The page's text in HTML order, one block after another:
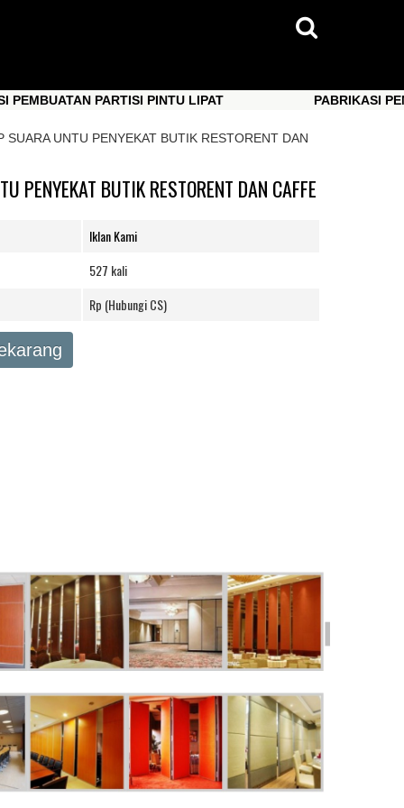
PARTISI PINTU LIPAT
PABRIKASI
UNTU PENYEKAT BUTIK RESTORENT DAN
PENYEKAT BUTIK RESTORENT DAN CAFFE
Iklan Kami
527 kali
Rp (Hubungi CS)